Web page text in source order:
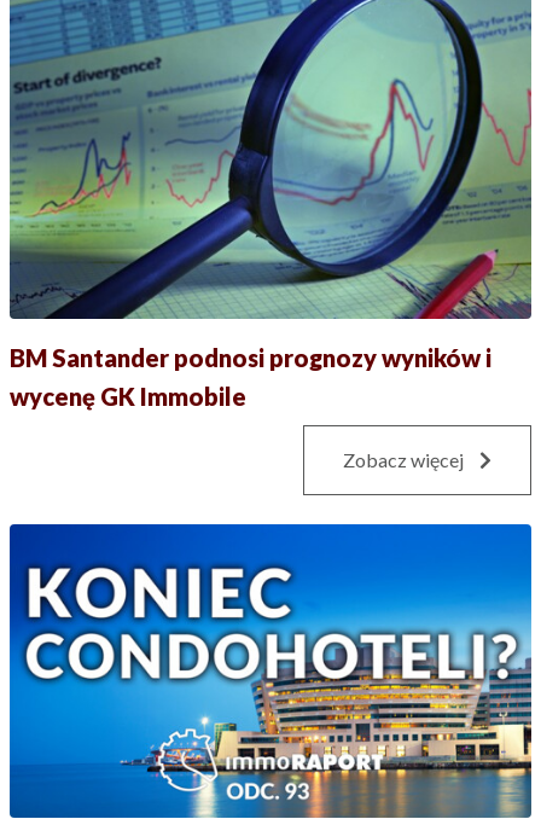
BM Santander podnosi prognozy wyników i
wycenę GK Immobile
Zobacz więcej